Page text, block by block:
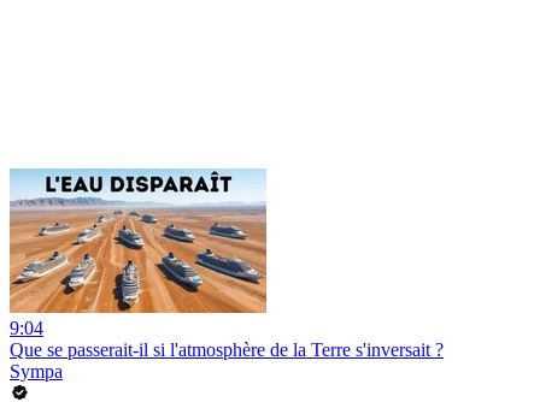
9:04
Que se passerait-il si l'atmosphère de la Terre s'inversait ?
Sympa